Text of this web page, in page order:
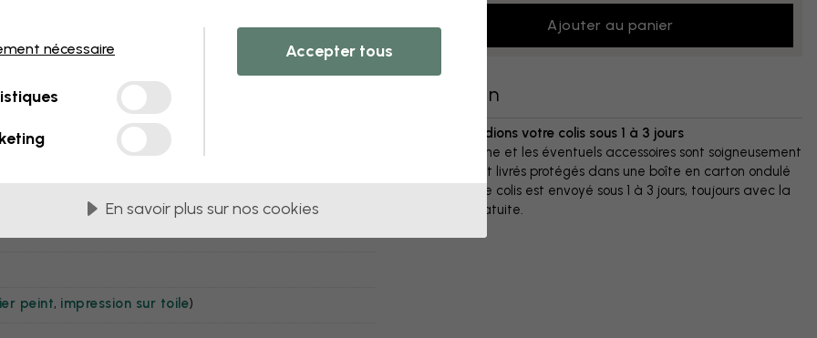
Ajouter au panier
peint, impression sur toile)
Livraison
Nous expédions votre colis sous 1 à 3 jours
Votre affiche et les éventuels accessoires sont soigneusement
emballés et livrés protégés dans une boîte en carton ondulé
résistant. Le colis est envoyé sous 1 à 3 jours, toujours avec la
livraison gratuite.
nécessaire Accepter tous
En savoir plus sur nos cookies